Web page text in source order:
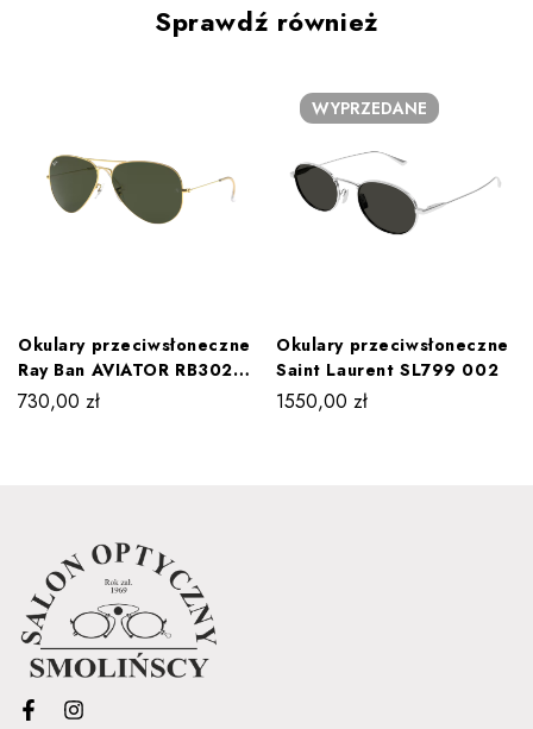
Sprawdź również
Okulary przeciwsłoneczne
Ray Ban AVIATOR RB3026
L2846
730,00 zł
WYPRZEDANE
Okulary przeciwsłoneczne
Saint Laurent SL799 002
1550,00 zł